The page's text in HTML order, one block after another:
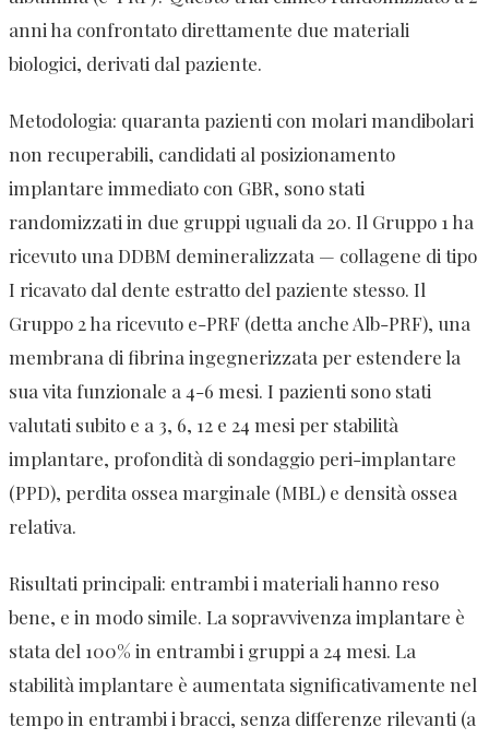
anni ha confrontato direttamente due materiali
biologici, derivati dal paziente.
Metodologia: quaranta pazienti con molari mandibolari
non recuperabili, candidati al posizionamento
implantare immediato con GBR, sono stati
randomizzati in due gruppi uguali da 20. Il Gruppo 1 ha
ricevuto una DDBM demineralizzata — collagene di tipo
I ricavato dal dente estratto del paziente stesso. Il
Gruppo 2 ha ricevuto e-PRF (detta anche Alb-PRF), una
membrana di fibrina ingegnerizzata per estendere la
sua vita funzionale a 4-6 mesi. I pazienti sono stati
valutati subito e a 3, 6, 12 e 24 mesi per stabilità
implantare, profondità di sondaggio peri-implantare
(PPD), perdita ossea marginale (MBL) e densità ossea
relativa.
Risultati principali: entrambi i materiali hanno reso
bene, e in modo simile. La sopravvivenza implantare è
stata del 100% in entrambi i gruppi a 24 mesi. La
stabilità implantare è aumentata significativamente nel
tempo in entrambi i bracci, senza differenze rilevanti (a